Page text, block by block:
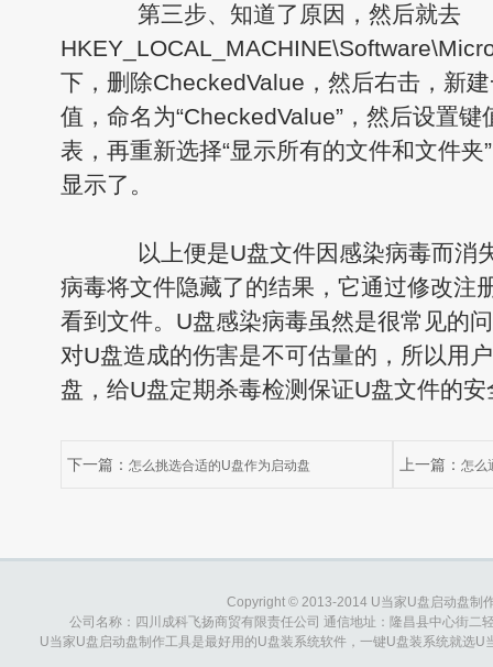
第三步、知道了原因，然后就去
下，删除CheckedValue，然后右击，新建
值，命名为“CheckedValue”，然后设置
表，再重新选择“显示所有的文件和文件夹
显示了。
以上便是U盘文件因感染病毒而消
病毒将文件隐藏了的结果，它通过修改注
看到文件。U盘感染病毒虽然是很常见的
对U盘造成的伤害是不可估量的，所以用
盘，给U盘定期杀毒检测保证U盘文件的安
下一篇： 怎么挑选合适的U盘作为启动盘 上一篇： 怎么
Copyright © 2013-2014 U当家U盘启动盘制
公司名称：四川成科飞扬商贸有限责任公司 通信地址：隆昌县中心街
U当家U盘启动盘制作工具是最好用的U盘装系统软件，一键U盘装系统就选